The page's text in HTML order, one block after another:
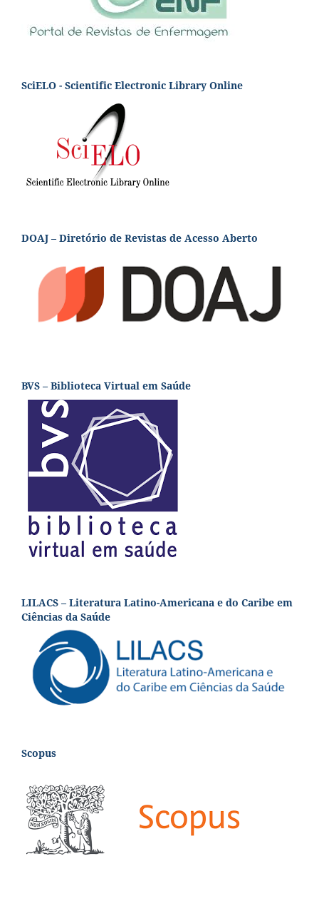
SciELO - Scientific Electronic Library Online
DOAJ – Diretório de Revistas de Acesso Aberto
BVS – Biblioteca Virtual em Saúde
LILACS – Literatura Latino-Americana e do Caribe em
Ciências da Saúde
Scopus